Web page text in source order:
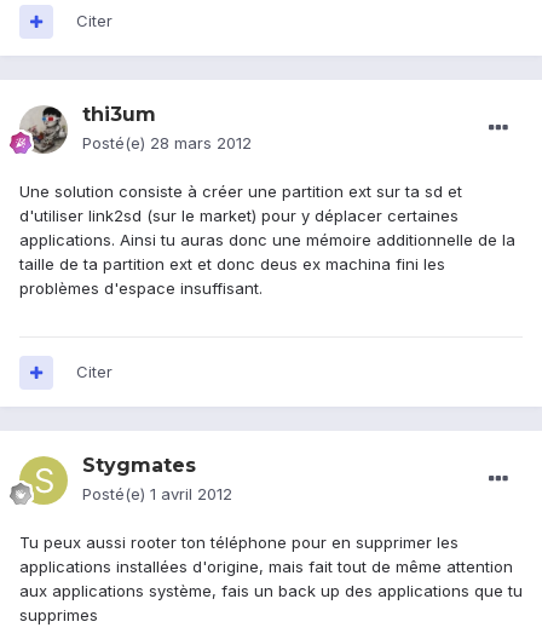
Citer
thi3um
Posté(e) 28 mars 2012
Une solution consiste à créer une partition ext sur ta sd et
d'utiliser link2sd (sur le market) pour y déplacer certaines
applications. Ainsi tu auras donc une mémoire additionnelle de la
taille de ta partition ext et donc deus ex machina fini les
problèmes d'espace insuffisant.
Citer
Stygmates
Posté(e) 1 avril 2012
Tu peux aussi rooter ton téléphone pour en supprimer les
applications installées d'origine, mais fait tout de même attention
aux applications système, fais un back up des applications que tu
supprimes